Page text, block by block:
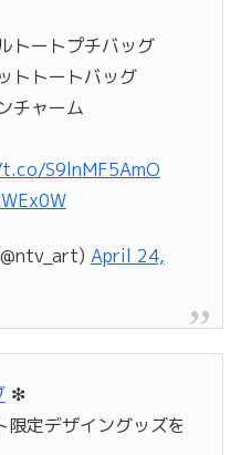
トートプチバッグ
トトートバッグ
チャーム
S9lnMF5AmO
April 24,
❇
定デザイングッズを